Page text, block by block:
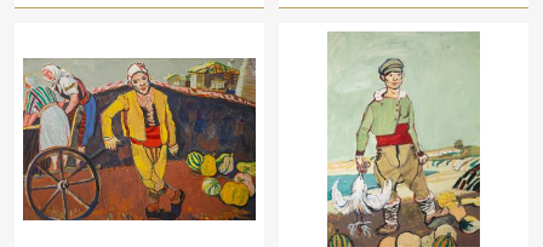
Josef Liesler(1912–2005)Venkovan z okolí